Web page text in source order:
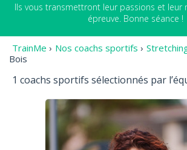
Ils vous transmettront leur passions et leur
épreuve. Bonne séance !
TrainMe › Nos coachs sportifs ›
Bois
1 coachs sportifs sélectionnés par